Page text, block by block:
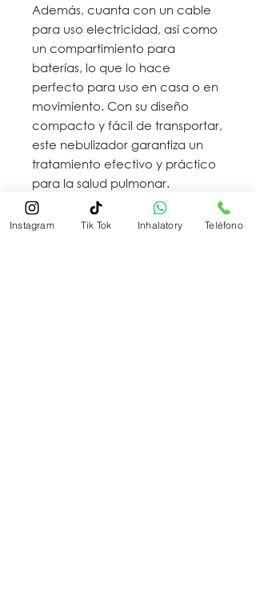
Además, cuanta con un cable
para uso electricidad, así como
un compartimiento para
baterías, lo que lo hace
perfecto para uso en casa o en
movimiento. Con su diseño
compacto y fácil de transportar,
este nebulizador garantiza un
tratamiento efectivo y práctico
para la salud pulmonar.
Instagram Tik Tok Inhalatory Teléfono